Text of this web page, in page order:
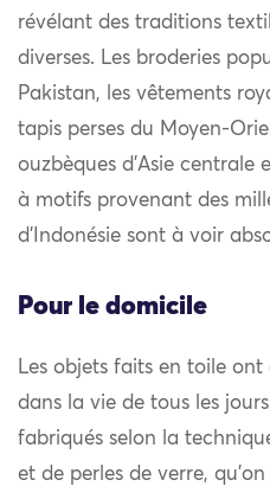
révélant des traditions
diverses. Les broderies
Pakistan, les vêtements
tapis perses du Moyen-
ouzbèques d’Asie centrale
à motifs provenant des
d’Indonésie sont à voir
Pour le domicile
Les objets faits en toile
dans la vie de tous les
fabriqués selon la
et de perles de verre,